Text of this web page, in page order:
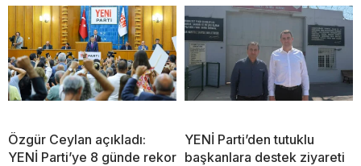
Özgür Ceylan açıkladı:
YENİ Parti’ye 8 günde rekor
YENİ Parti’den tutuklu
başkanlara destek ziyareti